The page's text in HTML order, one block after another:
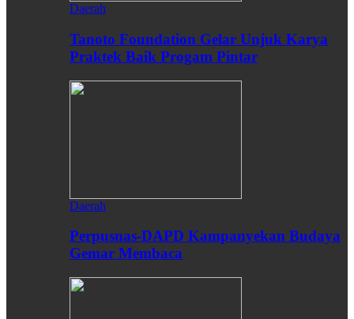
Daerah
Tanoto Foundation Gelar Unjuk Karya
Praktek Baik Progam Pintar
Daerah
Perpusnas-DAPD Kampanyekan Budaya
Gemar Membaca